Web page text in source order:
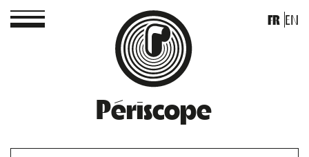
Périscope
FR EN